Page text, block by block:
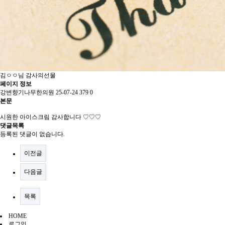
김ㅇㅇ님 감사의선물
페이지 정보
강변향기나무한의원 25-07-24 379 0
본문
시원한 아이스크림 감사합니다 ♡♡♡
댓글목록
등록된 댓글이 없습니다.
이전글
다음글
목록
HOME